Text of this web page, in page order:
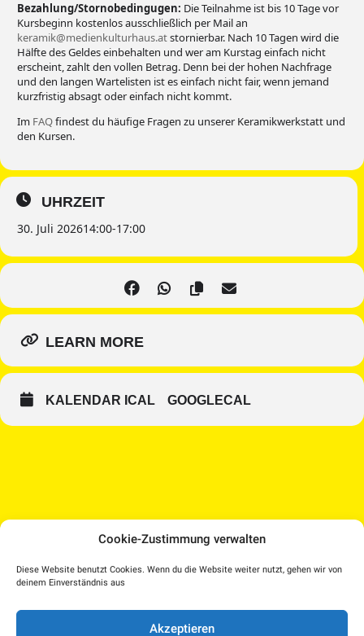
Cookie-Zustimmung verwalten
Diese Website benutzt Cookies. Wenn du die Website weiter nutzt, gehen wir von
deinem Einverständnis aus
Akzeptieren
Bezahlung/Stornobedingugen: Die Teilnahme ist bis 10 Tage vor
Kursbeginn kostenlos ausschließlich per Mail an
keramik@medienkulturhaus.atstornierbar. Nach 10 Tagen wird die
Hälfte des Geldes einbehalten und wer am Kurstag einfach nicht
erscheint, zahlt den vollen Betrag. Denn bei der hohen Nachfrage
und den langen Wartelisten ist es einfach nicht fair, wenn jemand
kurzfristig absagt oder einfach nicht kommt.
Im FAQfindest du häufige Fragen zu unserer Keramikwerkstatt und
den Kursen.
UHRZEIT
30. Juli 202614:00-17:00
LEARN MORE
KALENDAR ICAL GOOGLECAL
YouTube
Dorf TV
Medien Kultur Haus |
Pollheimerstraße 17 | 4600 Wels
office@medienkulturhaus.at